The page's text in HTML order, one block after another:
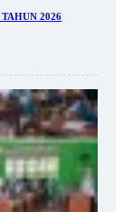
2026